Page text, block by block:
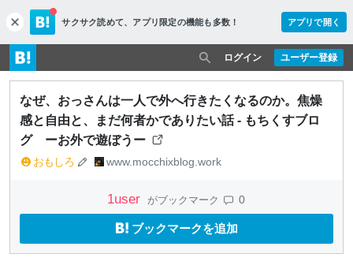
c
l
o
s
e
サクサク読めて、 アプリ限定の機能も多数！ アプリで開く
ユーザー登録
ログイン
なぜ、おっさんは一人で外へ行きたくなるのか。焦燥
感と自由と、まだ何者かでありたい話 - もちくすブロ
グ ーお外で遊ぼうー
おもしろ www.mocchixblog.work
1user がブックマーク 0
ブックマークを追加